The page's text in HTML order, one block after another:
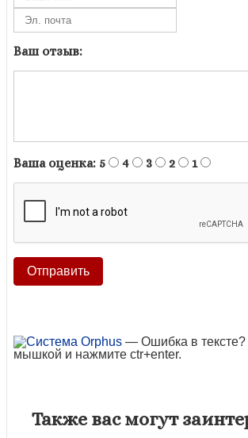
Ваш отзыв:
Ваша оценка: 5 4 3 2 1
— Ошибка в
мышкой и нажмите ctr+enter.
Также вас могут